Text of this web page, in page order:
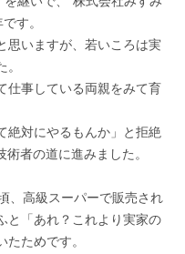
す。
思いますが、若いころは実
仕事している両親をみて育
絶対にやるもんか」と拒絶
者の道に進みました。
、高級スーパーで販売され
と「あれ？これより実家の
ためです。